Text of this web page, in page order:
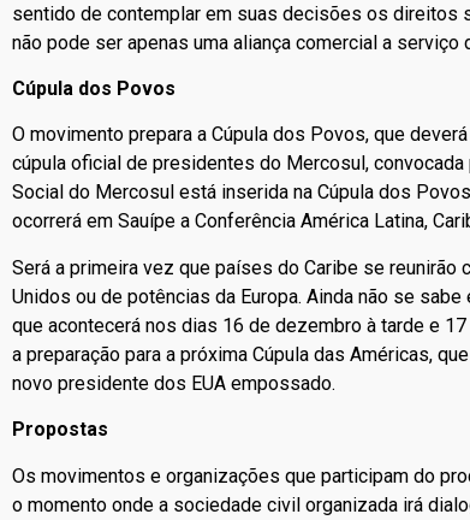
sentido de contemplar em suas decisões os direitos
não pode ser apenas uma aliança comercial a
Cúpula dos Povos
O movimento prepara a Cúpula dos Povos, que
cúpula oficial de presidentes do Mercosul,
Social do Mercosul está inserida na Cúpula dos
ocorrerá em Sauípe a Conferência América Latina,
Será a primeira vez que países do Caribe se
Unidos ou de potências da Europa. Ainda não se
que acontecerá nos dias 16 de dezembro à tarde e
a preparação para a próxima Cúpula das Américas,
novo presidente dos EUA empossado.
Propostas
Os movimentos e organizações que participam do
o momento onde a sociedade civil organizada irá